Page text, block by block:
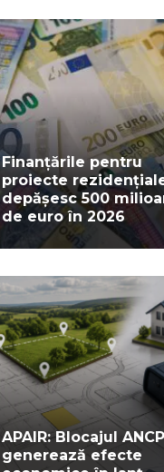
Finanțările pentru
proiecte
depășesc 500
de euro în 2026
APAIR: Blocajul
generează efecte